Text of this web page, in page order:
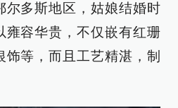
尔多斯地区，姑娘结婚时
雍容华贵，不仅嵌有红珊
等，而且工艺精湛，制